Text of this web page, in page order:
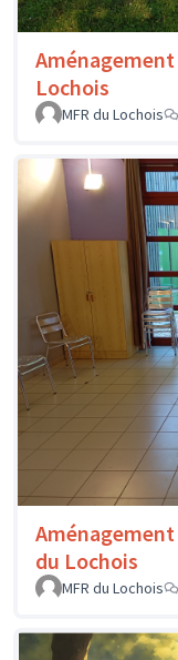
Lochois
MFR du Lochois
du Lochois
MFR du Lochois